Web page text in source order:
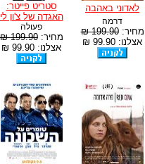
לאדוני באהבה
דרמה
מחיר:199.90 ₪
אצלנו: 99.90 ₪
סטריט פייטר:
האגדה של צ'ון לי
פעולה
מחיר:199.90 ₪
אצלנו: 99.90 ₪